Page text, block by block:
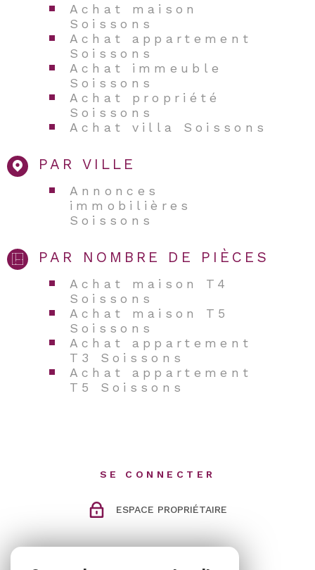
Achat maison
Soissons
Achat appartement
Soissons
Achat immeuble
Soissons
Achat propriété
Soissons
Achat villa Soissons
PAR VILLE
Annonces
immobilières
Soissons
PAR NOMBRE DE PIÈCES
Achat maison T4
Soissons
Achat maison T5
Soissons
Achat appartement
T3 Soissons
Achat appartement
T5 Soissons
SE CONNECTER
ESPACE PROPRIÉTAIRE